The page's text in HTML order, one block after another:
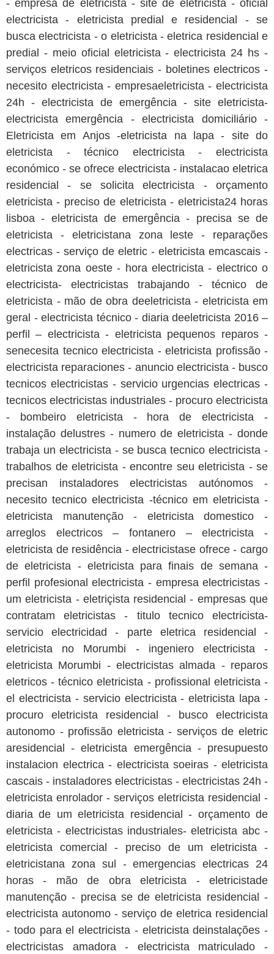
- empresa de eletricista - site de eletricista - oficial
electricista - eletricista predial e residencial - se
busca electricista - o eletricista - eletrica residencial e
predial - meio oficial eletricista - electricista 24 hs -
serviços eletricos residenciais - boletines electricos -
necesito electricista - empresaeletricista - electricista
24h - electricista de emergência - site eletricista-
electricista emergência - electricista domiciliário -
Eletricista em Anjos -eletricista na lapa - site do
eletricista - técnico electricista - electricista
económico - se ofrece electricista - instalacao eletrica
residencial - se solicita electricista - orçamento
eletricista - preciso de eletricista - eletricista24 horas
lisboa - eletricista de emergência - precisa se de
eletricista - eletricistana zona leste - reparações
electricas - serviço de eletric - eletricista emcascais -
eletricista zona oeste - hora electricista - electrico o
electricista- electricistas trabajando - técnico de
eletricista - mão de obra deeletricista - eletricista em
geral - electricista técnico - diaria deeletricista 2016 –
perfil – electricista - eletricista pequenos reparos -
senecesita tecnico electricista - eletricista profissão -
electricista reparaciones - anuncio electricista - busco
tecnicos electricistas - servicio urgencias electricas -
tecnicos electricistas industriales - procuro electricista
- bombeiro eletricista - hora de electricista -
instalação delustres - numero de eletricista - donde
trabaja un electricista - se busca tecnico electricista -
trabalhos de eletricista - encontre seu eletricista - se
precisan instaladores electricistas autónomos -
necesito tecnico electricista -técnico em eletricista -
eletricista manutenção - eletricista domestico -
arreglos electricos – fontanero – electricista -
eletricista de residência - electricistase ofrece - cargo
de eletricista - eletricista para finais de semana -
perfil profesional electricista - empresa electricistas -
um eletricista - eletriçista residencial - empresas que
contratam eletricistas - titulo tecnico electricista-
servicio electricidad - parte eletrica residencial -
eletricista no Morumbi - ingeniero electricista -
eletricista Morumbi - electricistas almada - reparos
eletricos - técnico eletricista - profissional eletricista -
el electricista - servicio electricista - eletricista lapa -
procuro eletricista residencial - busco electricista
autonomo - profissão eletricista - serviços de eletric
aresidencial - eletricista emergência - presupuesto
instalacion electrica - electricista soeiras - eletricista
cascais - instaladores electricistas - electricistas 24h -
eletricista enrolador - serviços eletricista residencial -
diaria de um eletricista residencial - orçamento de
eletricista - electricistas industriales- eletricista abc -
eletricista comercial - preciso de um eletricista -
eletricistana zona sul - emergencias electricas 24
horas - mão de obra eletricista - eletricistade
manutenção - precisa se de eletricista residencial -
electricista autonomo - serviço de eletrica residencial
- todo para el electricista - eletricista deinstalações -
electricistas amadora - electricista matriculado -